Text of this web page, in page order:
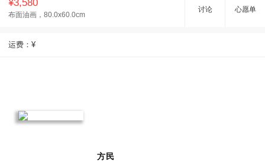
¥3,580
布面油画， 80.0x60.0cm
讨论 心愿单
运费： ¥
方民